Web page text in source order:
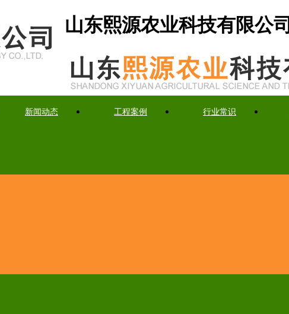
山东熙源农业科技有限公司
新闻动态 工程案例 行业常识